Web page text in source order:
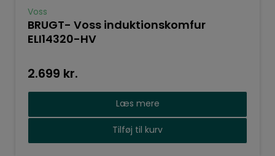
Voss
BRUGT- Voss induktionskomfur
ELI14320-HV
2.699 kr.
Læs mere
Tilføj til kurv